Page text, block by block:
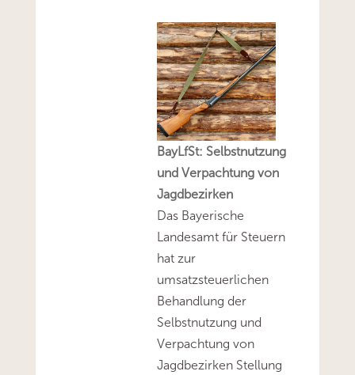
BayLfSt: Selbstnutzung
und Verpachtung von
Jagdbezirken
Das Bayerische
Landesamt für Steuern
hat zur
umsatzsteuerlichen
Behandlung der
Selbstnutzung und
Verpachtung von
Jagdbezirken Stellung